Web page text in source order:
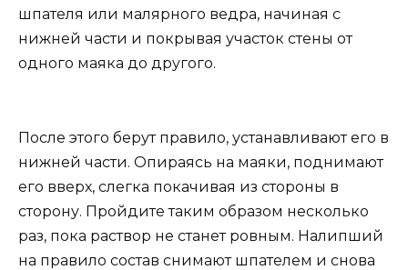
шпателя или малярного ведра, начиная с
нижней части и покрывая участок стены от
одного маяка до другого.
После этого берут правило, устанавливают его в
нижней части. Опираясь на маяки, поднимают
его вверх, слегка покачивая из стороны в
сторону. Пройдите таким образом несколько
раз, пока раствор не станет ровным. Налипший
на правило состав снимают шпателем и снова